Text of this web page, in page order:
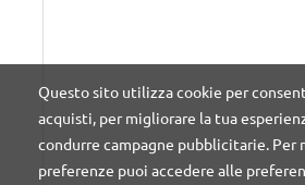
Questo sito utilizza cookie per
acquisti, per migliorare la tua
condurre campagne pubblicitarie. Per
preferenze puoi accedere alle